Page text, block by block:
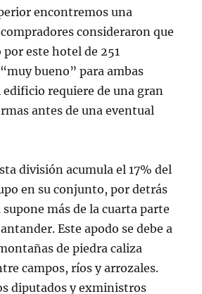
encontremos una
consideraron que
por este hotel de 251
bueno” para ambas
edificio requiere de una gran
antes de una eventual
división acumula el 17% del
en su conjunto, por detrás
supone más de la cuarta parte
Este apodo se debe a
de piedra caliza
campos, ríos y arrozales.
diputados y exministros